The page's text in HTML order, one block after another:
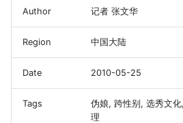
Author 记者 张文华
Region 中国大陆
Date 2010-05-25
Tags
伪娘, 跨性别, 选秀文
理